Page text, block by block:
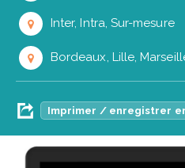
Inter, Intra, Sur-mesure
Bordeaux, Lille,
Imprimer / enregistrer